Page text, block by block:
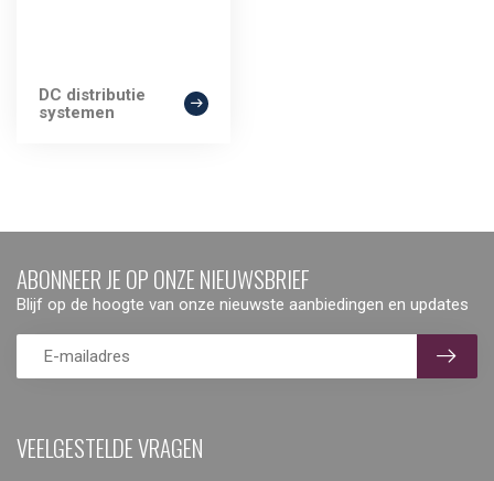
DC distributie
systemen
VEELGESTELDE VRAGEN
ABONNEER JE OP ONZE NIEUWSBRIEF
Blijf op de hoogte van onze nieuwste aanbiedingen en updates